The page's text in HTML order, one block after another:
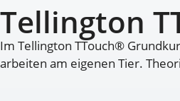
Tellington
Im Tellington TTouch®
arbeiten am eigenen Tier.